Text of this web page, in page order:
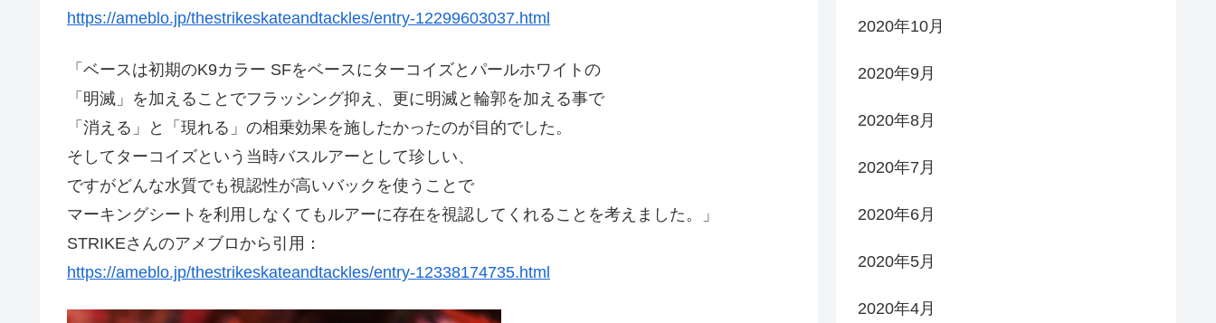
https://ameblo.jp/thestrikeskateandtackles/entry-12299603037.html
「ベースは初期のK9カラー SFをベースにターコイズとパールホワイトの
「明滅」を加えることでフラッシング抑え、更に明滅と輪郭を加える事で
「消える」と「現れる」の相乗効果を施したかったのが目的でした。
そしてターコイズという当時バスルアーとして珍しい、
ですがどんな水質でも視認性が高いバックを使うことで
マーキングシートを利用しなくてもルアーに存在を視認してくれることを考えました。」
STRIKEさんのアメブロから引用：
https://ameblo.jp/thestrikeskateandtackles/entry-12338174735.html
2020年10月
2020年9月
2020年8月
2020年7月
2020年6月
2020年5月
2020年4月